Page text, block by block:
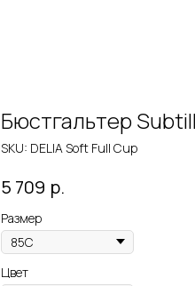
Бюстгальтер
SKU: DELIA Soft Full Cup
5 709 р.
Размер
Цвет